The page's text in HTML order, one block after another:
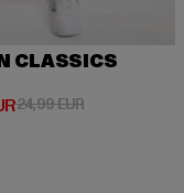
CLASSICS
Preis: 15,99 EUR
24,99 EURAktionspreis: